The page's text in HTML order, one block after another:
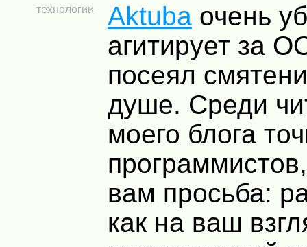
технологии
Aktubaочень
агитирует за
посеял
душе. Среди
моего блога
вам просьба:
как на ваш